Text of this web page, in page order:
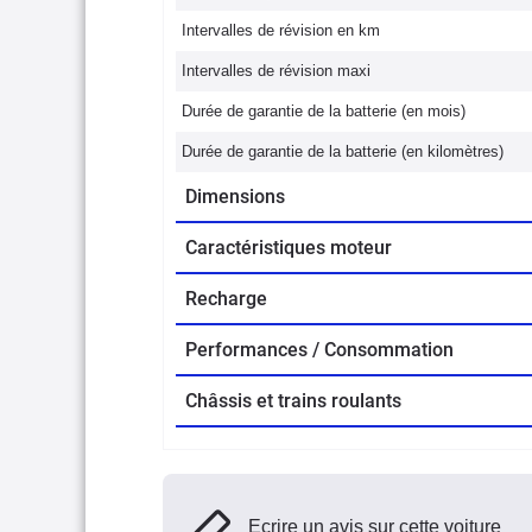
Intervalles de révision en km
Intervalles de révision maxi
Durée de garantie de la batterie (en mois)
Durée de garantie de la batterie (en kilomètres)
Dimensions
Caractéristiques moteur
Recharge
Performances / Consommation
Châssis et trains roulants
Ecrire un avis sur cette voiture